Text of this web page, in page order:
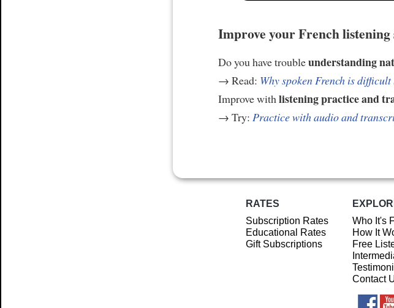
Improve your French listening
Do you have troubleunderstanding
→ Read: Why spoken French is
Improve withlistening practice and
→ Try: Practice with audio and
RATES
Subscription Rates
Educational Rates
Gift Subscriptions
Who It's
How It
Free
Contact